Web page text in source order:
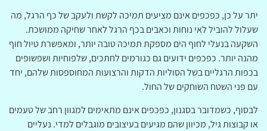
יתר על כן, כפכפים אינם מציעים תמיכה לקשת ולעקב של כף הרגל, מה
שעלול להוביל לאי נוחות וכאבים בכף הרגל לאחר שחיקה ממושכת.
השקעה בנעלי לחוף הים מספקת תמיכה טובה יותר, ומאפשרת טיול חוף
מהנה יותר. כפכפים ידועים גם כגורמים לחתכים, שלפוחיות ושפשופים
בכפות הרגליים בשל הסוליות הדקות והרצועות המחוספסות שלהם, יחד
עם פני השטח השוחקים של החול.
לבסוף, כשמדובר בסגנון, כפכפים אינם מתאימים למגוון רחב של טעמים
או קבוצות גיל, מכיוון שהם מגיעים בעיצובים מוגבלים למדי. נעליים